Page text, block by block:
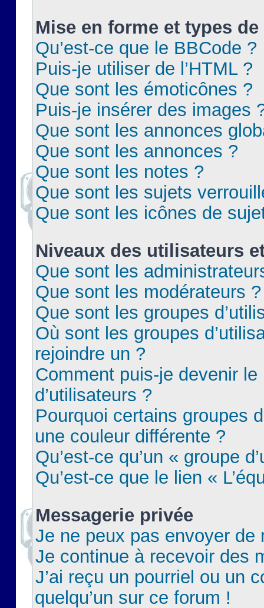
Mise en forme et types
Qu’est-ce que le BBCode ?
Puis-je utiliser de l’HTML ?
Que sont les émoticônes ?
Puis-je insérer des images
Que sont les annonces
Que sont les annonces ?
Que sont les notes ?
Que sont les sujets
Que sont les icônes de
Niveaux des utilisateurs
Que sont les
Que sont les modérateurs ?
Que sont les groupes
Où sont les groupes
rejoindre un ?
Comment puis-je devenir le
d’utilisateurs ?
Pourquoi certains groupes
une couleur différente ?
Qu’est-ce qu’un « groupe
Qu’est-ce que le lien «
Messagerie privée
Je ne peux pas envoyer de
Je continue à recevoir des
J’ai reçu un pourriel ou un
quelqu’un sur ce forum !